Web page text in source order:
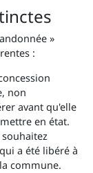
»
:
non
avant qu'elle
en état.
a été libéré à
commune.